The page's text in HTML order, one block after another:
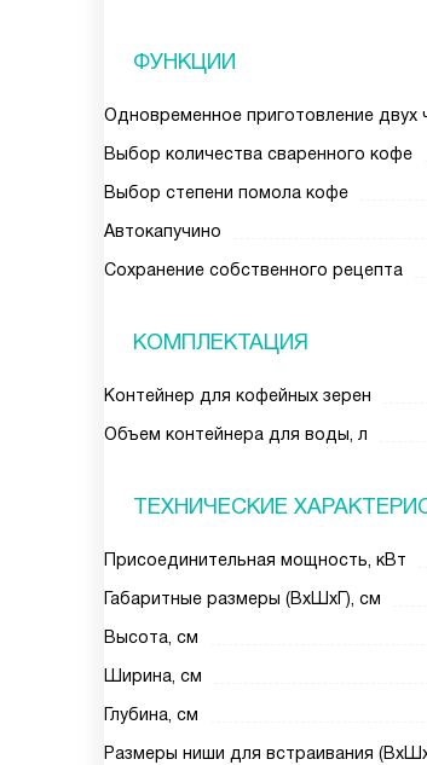
ФУНКЦИИ
Одновременное приготовление двух
Выбор количества сваренного кофе
Выбор степени помола кофе
Автокапучино
Сохранение собственного рецепта
КОМПЛЕКТАЦИЯ
Контейнер для кофейных зерен
Объем контейнера для воды, л
ТЕХНИЧЕСКИЕ
Присоединительная мощность, кВт
Габаритные размеры (ВxШxГ), см
Высота, см
Ширина, см
Глубина, см
Размеры ниши для встраивания